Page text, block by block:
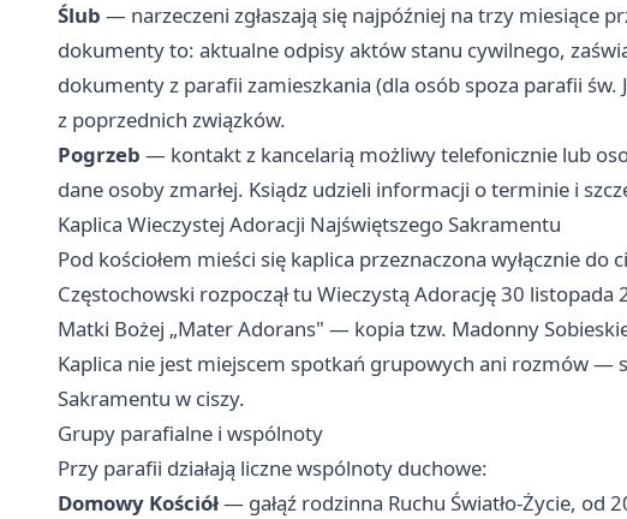
Ślub — narzeczeni zgłaszają się najpóźniej na trzy miesiące
dokumenty to: aktualne odpisy aktów stanu cywilnego,
dokumenty z parafii zamieszkania (dla osób spoza parafii
z poprzednich związków.
Pogrzeb — kontakt z kancelarią możliwy telefonicznie lub
dane osoby zmarłej. Ksiądz udzieli informacji o terminie i
Kaplica Wieczystej Adoracji Najświętszego Sakramentu
Pod kościołem mieści się kaplica przeznaczona wyłącznie
Częstochowski rozpoczął tu Wieczystą Adorację 30
Matki Bożej „Mater Adorans" — kopia tzw. Madonny
Kaplica nie jest miejscem spotkań grupowych ani rozmów —
Sakramentu w ciszy.
Grupy parafialne i wspólnoty
Przy parafii działają liczne wspólnoty duchowe:
Domowy Kościół— gałąź rodzinna Ruchu Światło-Życie, od